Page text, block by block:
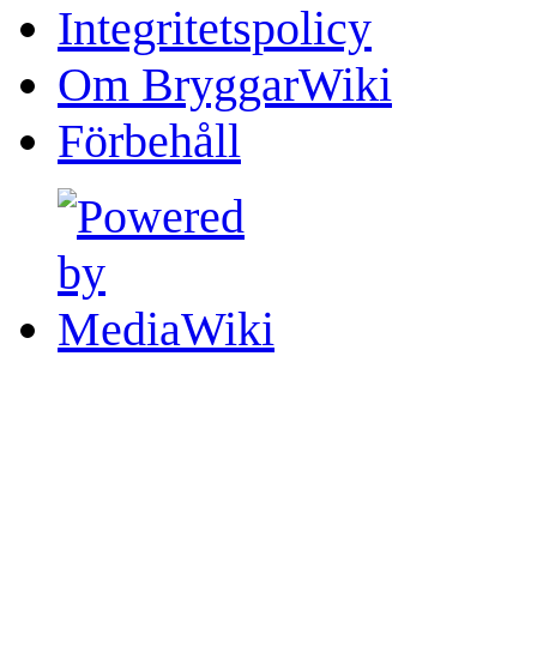
Integritetspolicy
Om BryggarWiki
Förbehåll